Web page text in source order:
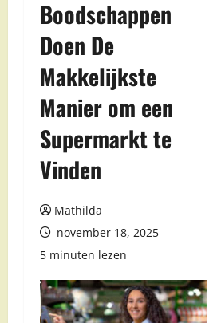
Boodschappen
Doen De
Makkelijkste
Manier om een
Supermarkt te
Vinden
Mathilda
november 18, 2025
5 minuten lezen